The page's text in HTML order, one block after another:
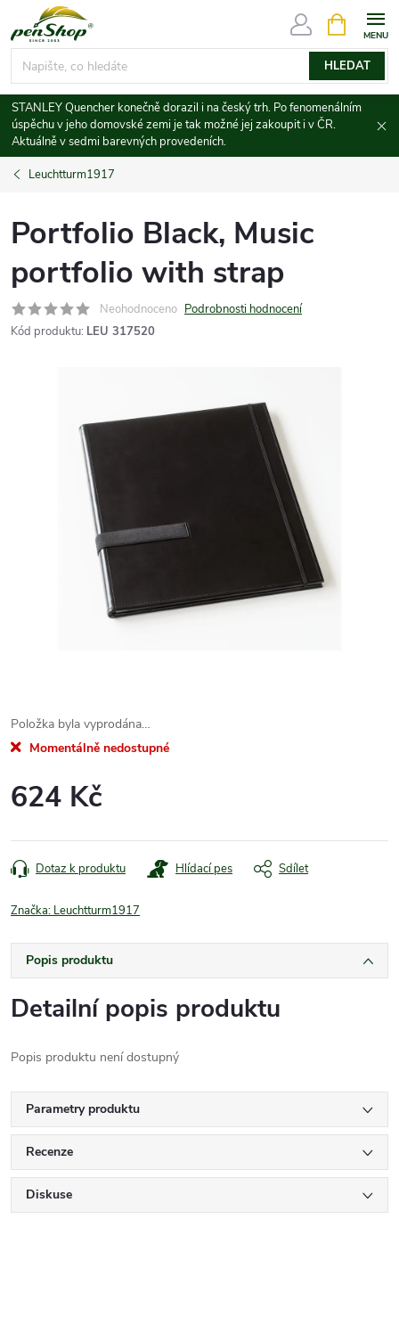
na
obsah
HLEDAT
NÁKUPNÍ
KOŠÍK
STANLEY Quencher konečně dorazil i na český trh. Po fenomenálním
úspěchu v jeho domovské zemi je tak možné jej zakoupit i v ČR.
Aktuálně v sedmi barevných provedeních.
Leuchtturm1917
Portfolio Black, Music
portfolio with strap
Neohodnoceno Podrobnosti hodnocení
Kód produktu: LEU 317520
Položka byla vyprodána…
Momentálně nedostupné
624 Kč
cena:
Dotaz k produktu Hlídací pes Sdílet
Značka: Leuchtturm1917
Popis produktu
Detailní popis produktu
Popis produktu není dostupný
Parametry produktu
Recenze
Diskuse